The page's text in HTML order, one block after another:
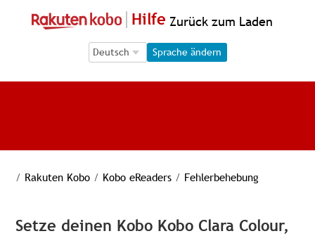
Hilfe Zurück zum Laden
Language Selection
Language Selection
Sprache ändern
/ Rakuten Kobo / Kobo eReaders / Fehlerbehebung
Setze deinen Kobo Kobo Clara Colour,